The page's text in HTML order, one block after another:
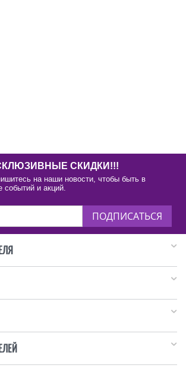
СКИДКИ!!!
на наши новости, чтобы быть в
событий и акций.
ПОДПИСАТЬСЯ